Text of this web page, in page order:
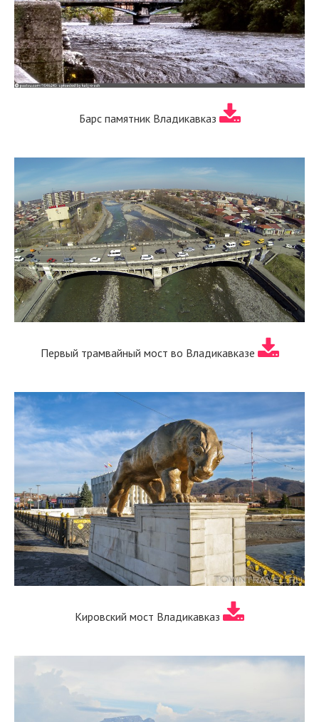
Барс памятник Владикавказ
Первый трамвайный мост во Владикавказе
Кировский мост Владикавказ